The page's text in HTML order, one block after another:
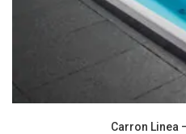
Carron Linea